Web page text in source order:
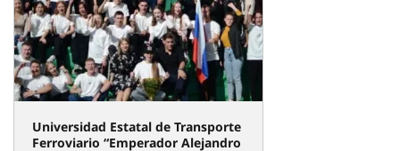
Universidad Estatal de Transporte
Ferroviario “Emperador Alejandro